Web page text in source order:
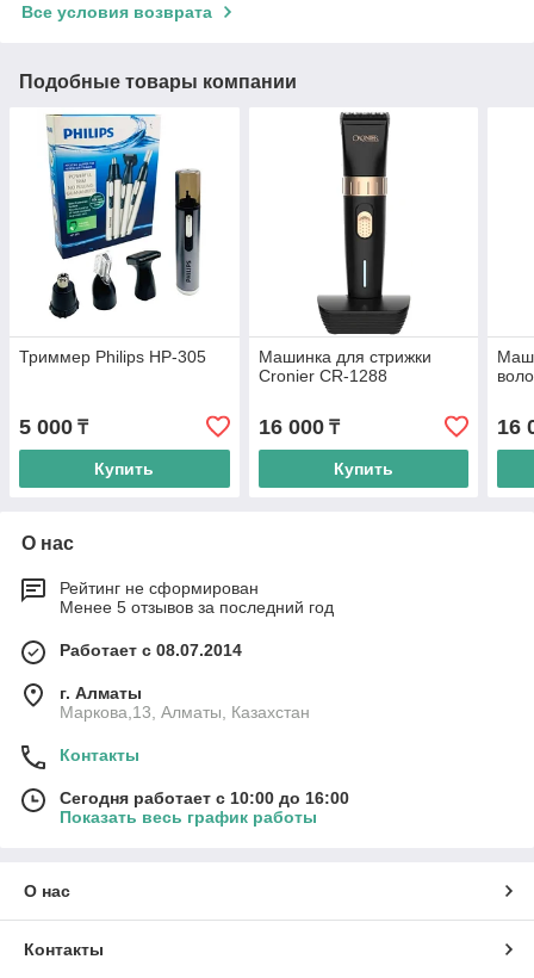
Все условия возврата
Подобные товары компании
Триммер Philips HP-305
5 000 ₸
Купить
Машинка для стрижки
Cronier CR-1288
16 000₸
Купить
16
О нас
Рейтинг не сформирован
Менее 5 отзывов за последний год
Работает с 08.07.2014
г. Алматы
Маркова,13, Алматы, Казахстан
Контакты
Сегодня работает с 10:00 до 16:00
Показать весь график работы
О нас
Контакты